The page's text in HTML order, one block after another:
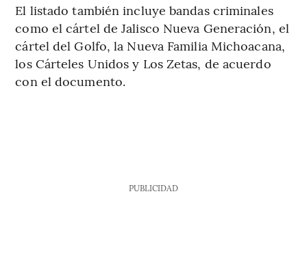
El listado también incluye bandas criminales
como el cártel de Jalisco Nueva Generación, el
cártel del Golfo, la Nueva Familia Michoacana,
los Cárteles Unidos y Los Zetas, de acuerdo
con el documento.
PUBLICIDAD